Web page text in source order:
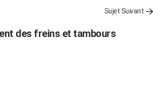
Sujet Suivant
des freins et tambours